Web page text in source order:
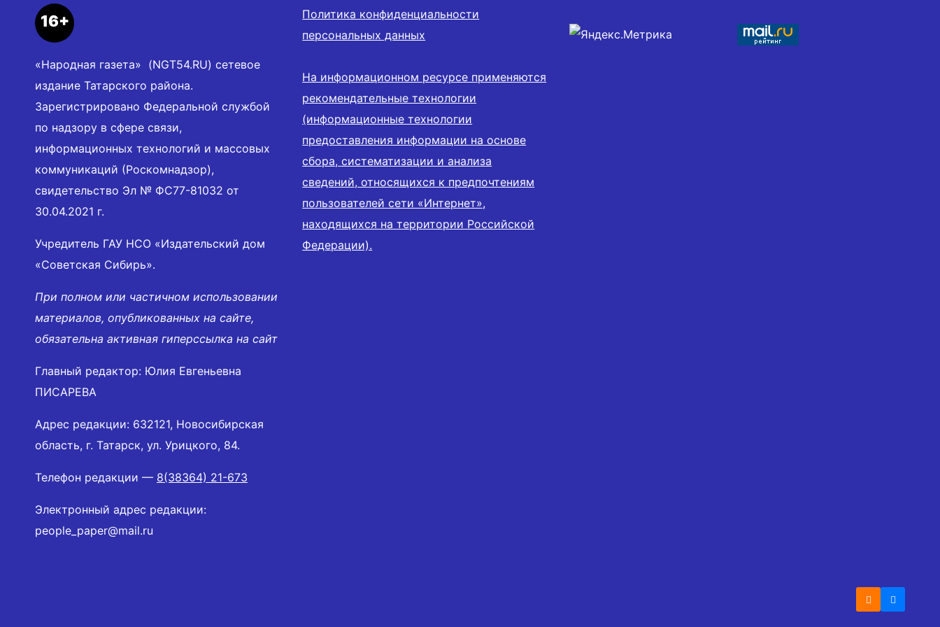
16+
«Народная газета» (NGT54.RU) сетевое
издание Татарского района.
Зарегистрировано Федеральной службой
по надзору в сфере связи,
информационных технологий и массовых
коммуникаций (Роскомнадзор),
свидетельство Эл № ФС77-81032 от
30.04.2021 г.
Учредитель ГАУ НСО «Издательский дом
«Советская Сибирь».
При полном или частичном использовании
материалов, опубликованных на сайте,
обязательна активная гиперссылка на сайт
Главный редактор: Юлия Евгеньевна
ПИСАРЕВА
Адрес редакции: 632121, Новосибирская
область, г. Татарск, ул. Урицкого, 84.
Телефон редакции — 8(38364) 21-673
Электронный адрес редакции:
people_paper@mail.ru
Политика конфиденциальности
персональных данных
На информационном ресурсе применяются
рекомендательные технологии
(информационные технологии
предоставления информации на основе
сбора, систематизации и анализа
сведений, относящихся к предпочтениям
пользователей сети «Интернет»,
находящихся на территории Российской
Федерации).